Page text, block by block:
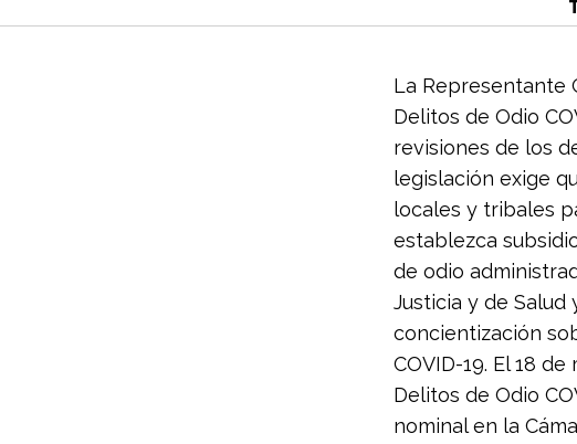
La Representante
Delitos de Odio
revisiones de los
legislación exige
locales y tribales
establezca
de odio
Justicia y de Salud
concientización
COVID-19. El 18
Delitos de Odio
nominal en la